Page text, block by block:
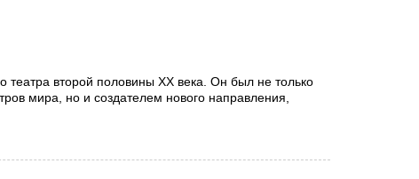
театра второй половины XX века. Он был не только
мира, но и создателем нового направления,